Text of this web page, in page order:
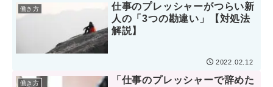
働き方
仕事のプレッシャーがつらい新
人の「3つの勘違い」【対処法
解説】
2022.02.12
働き方
「仕事のプレッシャーで辞めた